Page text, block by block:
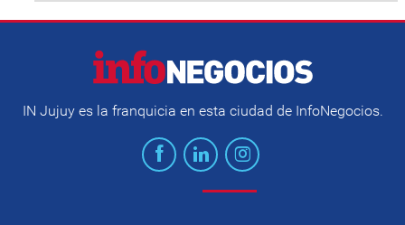
IN Jujuy es la franquicia en esta ciudad de InfoNegocios.